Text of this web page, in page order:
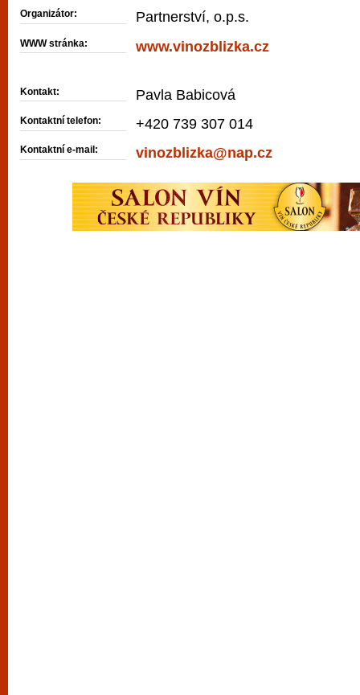
Organizátor: Partnerství, o.p.s.
WWW stránka: www.vinozblizka.cz
Kontakt: Pavla Babicová
Kontaktní telefon: +420 739 307 014
Kontaktní e-mail: vinozblizka@nap.cz